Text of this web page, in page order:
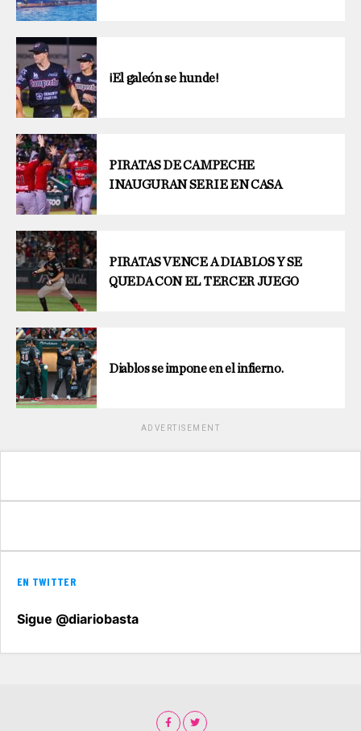
¡El galeón se hunde!
PIRATAS DE CAMPECHE
INAUGURAN SERIE EN CASA
PIRATAS VENCE A DIABLOS Y SE
QUEDA CON EL TERCER JUEGO
Diablos se impone en el infierno.
ADVERTISEMENT
EN TWITTER
Sigue @diariobasta